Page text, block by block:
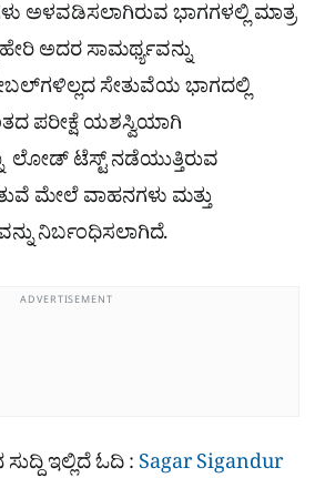
ಅಳವಡಿಸಲಾಗಿರುವ ಭಾಗಗಳಲ್ಲಿ ಮಾತ್ರ
ಅದರ ಸಾಮರ್ಥ್ಯವನ್ನು
ಸೇತುವೆಯ ಭಾಗದಲ್ಲಿ
ಪರೀಕ್ಷೆ ಯಶಸ್ವಿಯಾಗಿ
ಲೋಡ್ ಟೆಸ್ಟ್ ನಡೆಯುತ್ತಿರುವ
ಮೇಲೆ ವಾಹನಗಳು ಮತ್ತು
ನಿರ್ಬಂಧಿಸಲಾಗಿದೆ.
ADVERTISEMENT
ಇಲ್ಲಿದೆ ಓದಿ : Sagar Sigandur